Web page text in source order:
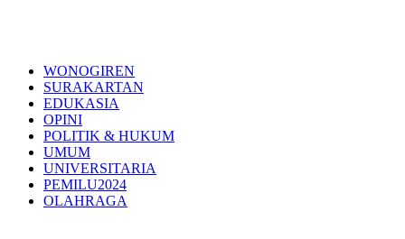
WONOGIREN
SURAKARTAN
EDUKASIA
OPINI
POLITIK & HUKUM
UMUM
UNIVERSITARIA
PEMILU2024
OLAHRAGA